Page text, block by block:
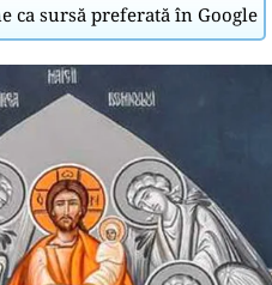
ca sursă preferată în Google